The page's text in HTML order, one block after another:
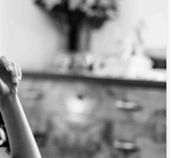
mozzafiato che ispirano chi ha la fortuna di
e hanno tratto grande ispirazione da essa.
mio soggiorno sulla´isola dei pescatori piu bella